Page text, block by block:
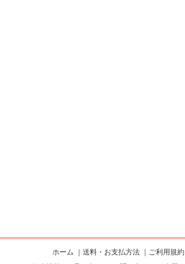
ホーム 送料・お支払方法 ご利用規約